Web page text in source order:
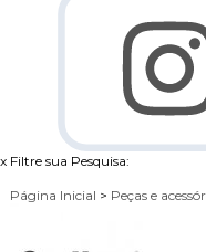
x Filtre sua Pesquisa:
Página Inicial > Peças e